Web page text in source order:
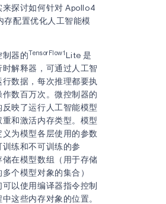
来探讨如何针对 Apollo4
存配置优化人工智能模
制器的TensorFlow1Lite 是
时解释器，可通过人工智
行数据，每次推理都要执
作数百万次。微控制器的
反映了运行人工智能模型
重和激活内存类型。模型
义为模型各层使用的参数
训练和不可训练的参
储在模型数组（用于存储
个模型对象的集合）
可以使用编译器指令控制
这些内存对象的位置。